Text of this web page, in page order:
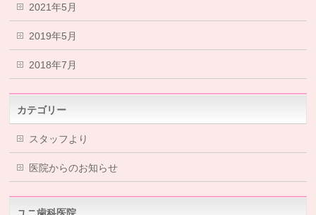
2021年5月
2019年5月
2018年7月
カテゴリー
スタッフより
医院からのお知らせ
ユニ歯科医院